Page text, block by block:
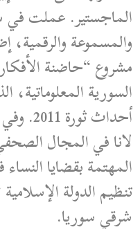
الماجستير. عملت في
والمسموعة والرقمية،
مشروع “حاضنة الأفكار
السورية المعلوماتية،
أحداث
لانا في المجال
المهتمة بقضايا
تنظيم الدولة
شرقي سوريا.